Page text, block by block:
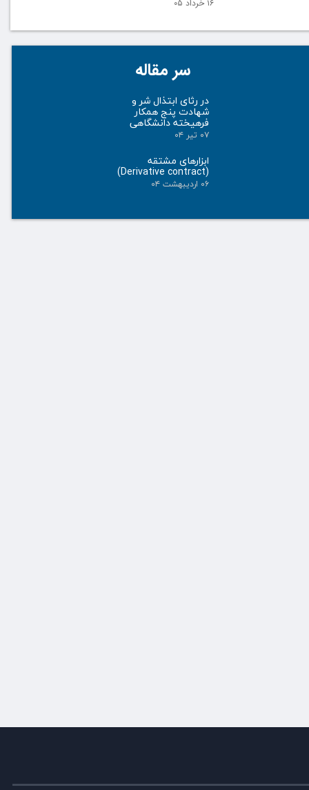
۱۶ خرداد ۰۵
سر مقاله
در رثای ابتذال شر و
شهادت پنج همکار
فرهیخته دانشگاهی
۰۷ تیر ۰۴
ابزارهای مشتقه
(Derivative contract)
۰۶ اردیبهشت ۰۴